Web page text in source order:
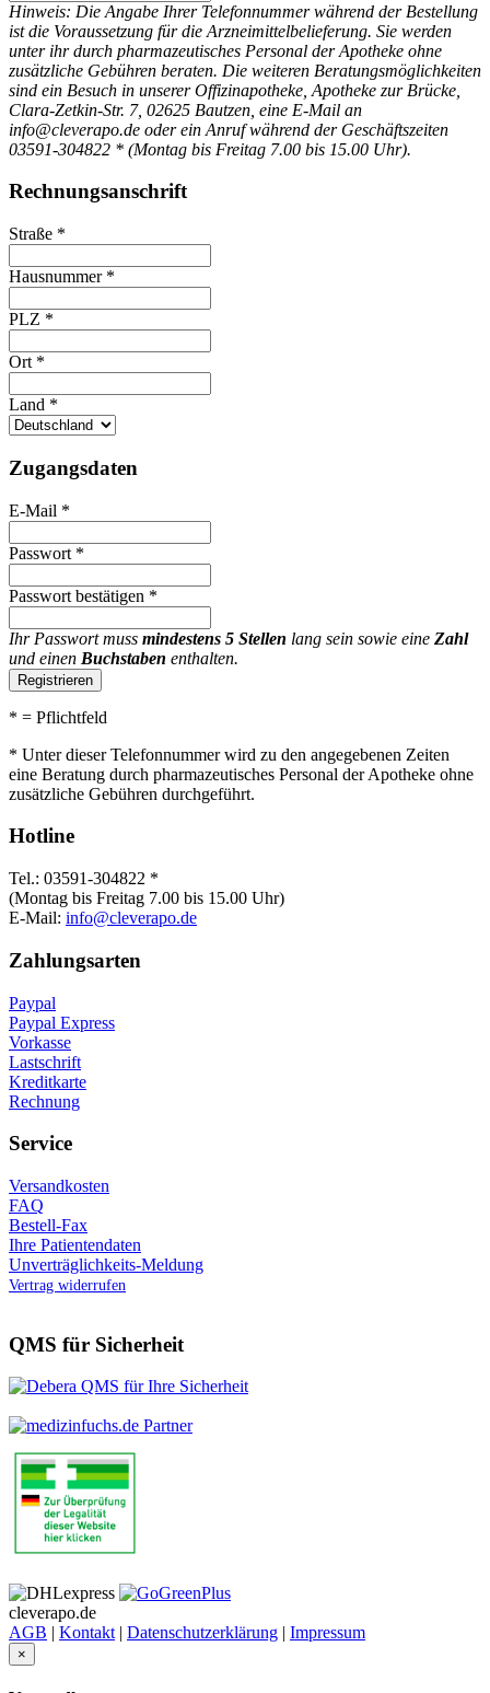
Hinweis: Die Angabe Ihrer Telefonnummer während der Bestellung
ist die Voraussetzung für die Arzneimittelbelieferung. Sie werden
unter ihr durch pharmazeutisches Personal der Apotheke ohne
zusätzliche Gebühren beraten. Die weiteren Beratungsmöglichkeiten
sind ein Besuch in unserer Offizinapotheke, Apotheke zur Brücke,
Clara-Zetkin-Str. 7, 02625 Bautzen, eine E-Mail an
info@cleverapo.de oder ein Anruf während der Geschäftszeiten
03591-304822 * (Montag bis Freitag 7.00 bis 15.00 Uhr).
Rechnungsanschrift
Straße *
Hausnummer *
PLZ *
Ort *
Land *
Zugangsdaten
E-Mail *
Passwort *
Passwort bestätigen *
Ihr Passwort muss mindestens 5 Stellen lang sein sowie eine Zahl
und einen Buchstaben enthalten.
Registrieren
* = Pflichtfeld
* Unter dieser Telefonnummer wird zu den angegebenen Zeiten
eine Beratung durch pharmazeutisches Personal der Apotheke ohne
zusätzliche Gebühren durchgeführt.
Hotline
Tel.: 03591-304822 *
(Montag bis Freitag 7.00 bis 15.00 Uhr)
E-Mail: info@cleverapo.de
Zahlungsarten
Paypal
Paypal Express
Vorkasse
Lastschrift
Kreditkarte
Rechnung
Service
Versandkosten
FAQ
Bestell-Fax
Ihre Patientendaten
Unverträglichkeits-Meldung
Vertrag widerrufen
QMS für Sicherheit
cleverapo.de
AGB | Kontakt | Datenschutzerklärung | Impressum
×